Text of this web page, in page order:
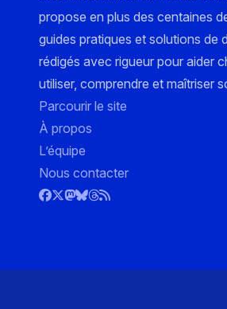
propose en plus des centaines
guides pratiques et solutions de
rédigés avec rigueur pour aider
utiliser, comprendre et maîtriser
Parcourir le site
À propos
L’équipe
Nous contacter